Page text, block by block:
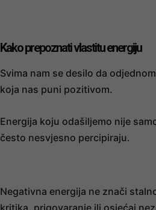
Kako prepoznati vlastitu energiju
Svima nam se desilo da
koja nas puni pozitivom.
Energija koju odašiljemo nije
često nesvjesno percipiraju.
Negativna energija ne znači